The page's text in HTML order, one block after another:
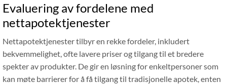
Evaluering av fordelene med
nettapotektjenester
Nettapotektjenester tilbyr en rekke fordeler, inkludert
bekvemmelighet, ofte lavere priser og tilgang til et bredere
spekter av produkter. De gir en løsning for enkeltpersoner som
kan møte barrierer for å få tilgang til tradisjonelle apotek, enten